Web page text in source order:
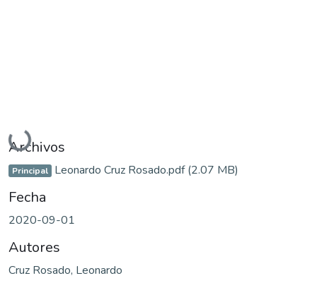
Cargando...
Archivos
Principal Leonardo Cruz Rosado.pdf(2.07 MB)
Fecha
2020-09-01
Autores
Cruz Rosado, Leonardo